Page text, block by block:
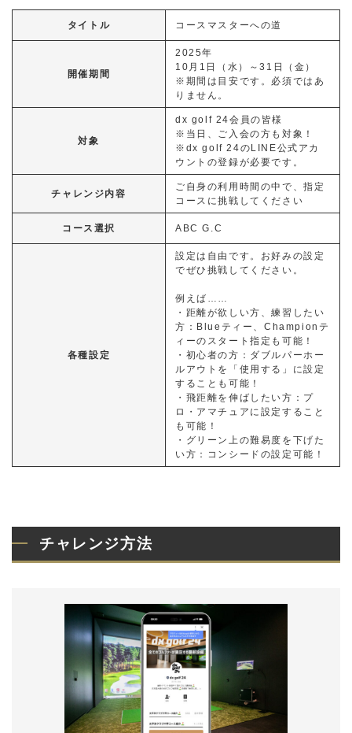
タイトル コースマスターへの道
開催期間
2025年
10月1日（水）～31日（金）
※期間は目安です。必須ではあ
りません。
対象
dx golf 24会員の皆様
※当日、ご入会の方も対象！
※dx golf 24のLINE公式アカ
ウントの登録が必要です。
チャレンジ内容
ご自身の利用時間の中で、指定
コースに挑戦してください
コース選択 ABC G.C
各種設定
設定は自由です。お好みの設定
でぜひ挑戦してください。
例えば……
・距離が欲しい方、練習したい
方：Blueティー、Championテ
ィーのスタート指定も可能！
・初心者の方：ダブルパーホー
ルアウトを「使用する」に設定
することも可能！
・飛距離を伸ばしたい方：プ
ロ・アマチュアに設定すること
も可能！
・グリーン上の難易度を下げた
い方：コンシードの設定可能！
チャレンジ方法